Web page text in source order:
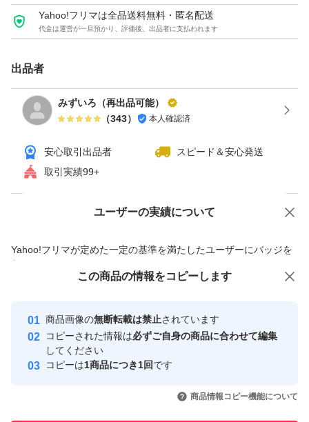
Yahoo!フリマは全品送料無料・匿名配送
代金は運営が一旦預かり、評価後、出品者に支払われます
出品者
みずいろ（再出品可能）
（343） 本人確認済
安心取引出品者
スピード＆安心発送
取引実績99+
ユーザーの実績について
Yahoo!フリマが定めた一定の基準を満たしたユーザーにバッジを
付与しています
安心取引出品者
心・安全なユーザーです
取引実績
引を完了させた実績があります
価格の相談 商品への質問
この商品の情報をコピーします
商品画像の無断転載は禁止されています
コピーされた情報は必ずご自身の商品に合わせて編集
してください
コピーは1商品につき1回です
商品情報コピー機能について
この商品をみている人にオススメ